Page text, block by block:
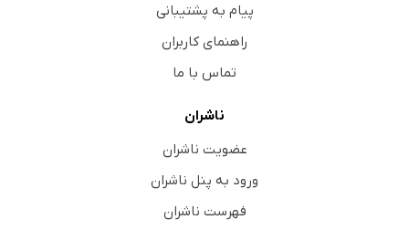
پیام به پشتیبانی
راهنمای کاربران
تماس با ما
ناشران
عضویت ناشران
ورود به پنل ناشران
فهرست ناشران